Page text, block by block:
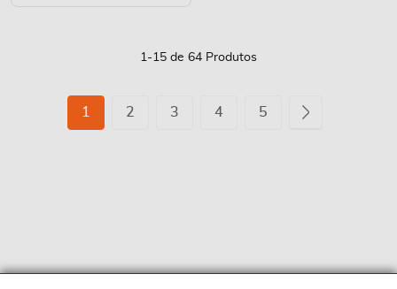
1-15 de 64 Produtos
Está
1 Página
2 Página
3 Página
4 Página
5